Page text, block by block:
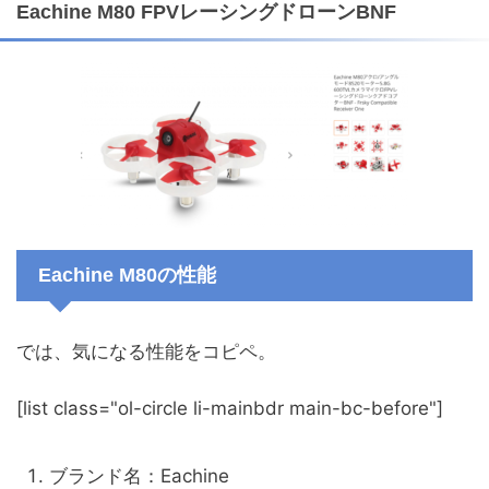
Eachine M80 FPVレーシングドローンBNF
Eachine M80の性能
では、気になる性能をコピペ。
[list class="ol-circle li-mainbdr main-bc-before"]
ブランド名：Eachine